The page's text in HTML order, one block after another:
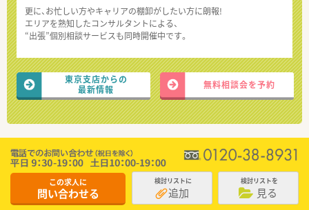
更に、お忙しい方やキャリアの棚卸がしたい方に朗報!
エリアを熟知したコンサルタントによる、
“出張”個別相談サービスも同時開催中です。
東京支店からの
最新情報
無料相談会を予約
この求人に
問い合わせる
検討リストに
追加
検討リストを
見る